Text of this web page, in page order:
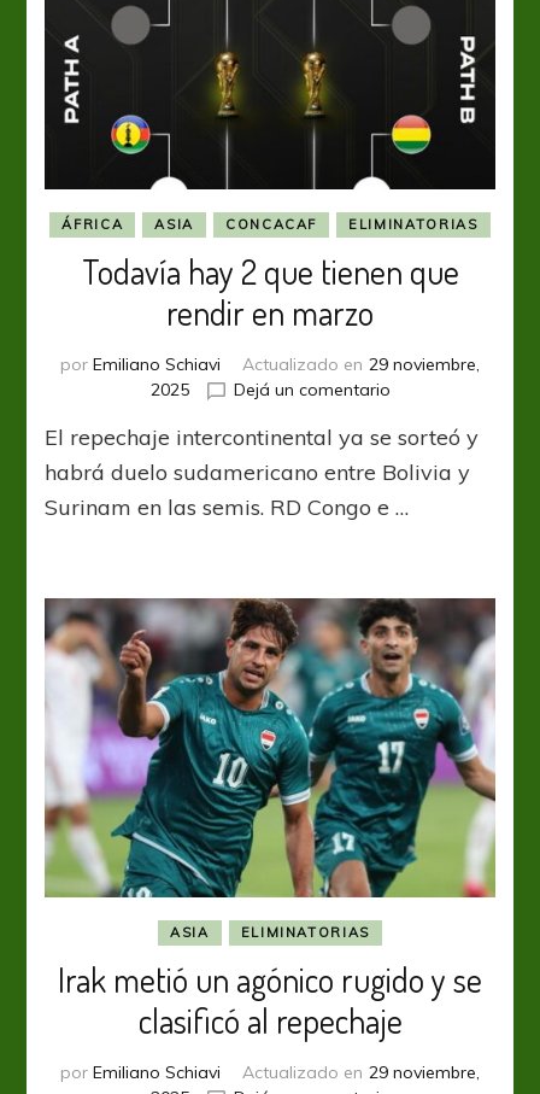
ÁFRICA ASIA CONCACAF ELIMINATORIAS
Todavía hay 2 que tienen que
rendir en marzo
por Emiliano Schiavi Actualizado en 29 noviembre,
2025
Dejá un comentarioen
hay
2
tienen
marzo
El repechaje intercontinental ya se sorteó y
habrá duelo sudamericano entre Bolivia y
Surinam en las semis. RD Congo e …
ASIA ELIMINATORIAS
Irak metió un agónico rugido y se
clasificó al repechaje
por Emiliano Schiavi Actualizado en 29 noviembre,